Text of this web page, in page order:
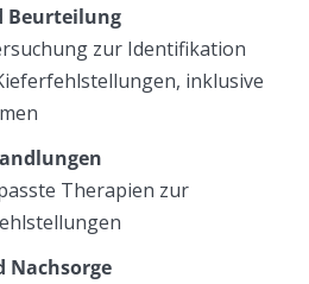
Beurteilung
zur Identifikation
inklusive
Therapien zur
Nachsorge